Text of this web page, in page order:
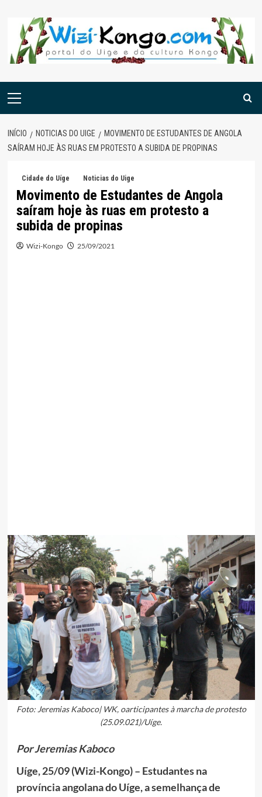
content
Menu
INÍCIO NOTICIAS DO UIGE
MOVIMENTO DE ESTUDANTES DE ANGOLA
SAÍRAM HOJE ÀS RUAS EM PROTESTO A SUBIDA DE PROPINAS
Cidade do Uíge Noticias do Uige
Movimento de Estudantes de Angola
saíram hoje às ruas em protesto a
subida de propinas
Wizi-Kongo 25/09/2021
Foto: Jeremias Kaboco| WK, oarticipantes à marcha de protesto
(25.09.021)/Uíge.
Por Jeremias Kaboco
Uíge, 25/09 (Wizi-Kongo) – Estudantes na
província angolana do Uíge, a semelhança de